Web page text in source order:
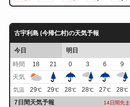
古宇利島 (今帰仁村)の天気予報
今日
明日
時間
18 21 0 3 6 9
天気
気温 29℃ 29℃ 28℃ 28℃ 27℃ 28℃
7日間天気予報 14日間先